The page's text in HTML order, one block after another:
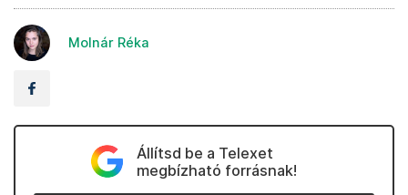
Molnár Réka
Állítsd be a Telexet
megbízható forrásnak!